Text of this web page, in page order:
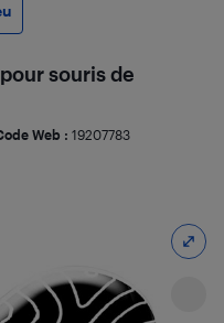
souris de
Web : 19207783